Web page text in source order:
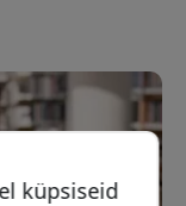
küpsiseid